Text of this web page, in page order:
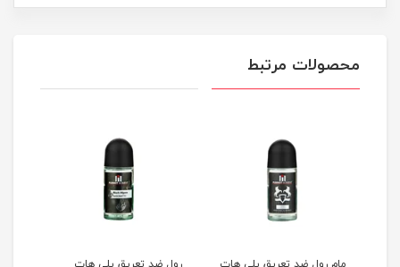
محصولات مرتبط